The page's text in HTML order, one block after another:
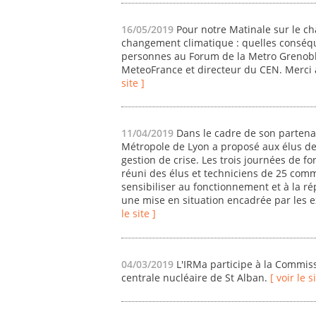
16/05/2019 Pour notre Matinale sur le
changement climatique : quelles
personnes au Forum de la Metro
MeteoFrance et directeur du CEN.
site ]
11/04/2019 Dans le cadre de son
Métropole de Lyon a proposé aux élus
gestion de crise. Les trois journées de
réuni des élus et techniciens de 25
sensibiliser au fonctionnement et à la
une mise en situation encadrée par les
le site ]
04/03/2019 L'IRMa participe à la
centrale nucléaire de St Alban. [ voir le